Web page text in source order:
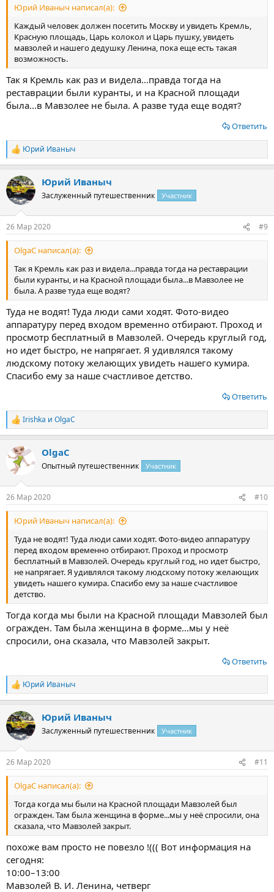
Юрий Иваныч написал(а):
Каждый человек должен посетить Москву и увидеть Кремль,
Красную площадь, Царь колокол и Царь пушку, увидеть
мавзолей и нашего дедушку Ленина, пока еще есть такая
возможность.
Так я Кремль как раз и видела...правда тогда на
реставрации были куранты, и на Красной площади
была...в Мавзолее не была. А разве туда еще водят?
Ответить
Р
е
к
ц
и
Юрий Иваныч
Юрий Иваныч
Заслуженный путешественник Участник
26 Мар 2020 #9
OlgaС написал(а):
Так я Кремль как раз и видела...правда тогда на реставрации
были куранты, и на Красной площади была...в Мавзолее не
была. А разве туда еще водят?
Туда не водят! Туда люди сами ходят. Фото-видео
аппаратуру перед входом временно отбирают. Проход и
просмотр бесплатный в Мавзолей. Очередь круглый год,
но идет быстро, не напрягает. Я удивлялся такому
людскому потоку желающих увидеть нашего кумира.
Спасибо ему за наше счастливое детство.
Ответить
Р
е
к
ц
и
Irishka и OlgaС
OlgaС
Опытный путешественник Участник
26 Мар 2020 #10
Юрий Иваныч написал(а):
Туда не водят! Туда люди сами ходят. Фото-видео аппаратуру
перед входом временно отбирают. Проход и просмотр
бесплатный в Мавзолей. Очередь круглый год, но идет быстро,
не напрягает. Я удивлялся такому людскому потоку желающих
увидеть нашего кумира. Спасибо ему за наше счастливое
детство.
Тогда когда мы были на Красной площади Мавзолей был
огражден. Там была женщина в форме...мы у неё
спросили, она сказала, что Мавзолей закрыт.
Ответить
Р
е
к
ц
и
Юрий Иваныч
Юрий Иваныч
Заслуженный путешественник Участник
26 Мар 2020 #11
OlgaС написал(а):
Тогда когда мы были на Красной площади Мавзолей был
огражден. Там была женщина в форме...мы у неё спросили, она
сказала, что Мавзолей закрыт.
похоже вам просто не повезло !((( Вот информация на
сегодня:
10:00–13:00
Мавзолей В. И. Ленина, четверг